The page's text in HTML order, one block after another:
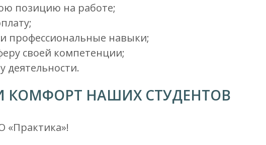
позицию на работе;
профессиональные навыки;
своей компетенции;
деятельности.
КОМФОРТ НАШИХ СТУДЕНТОВ